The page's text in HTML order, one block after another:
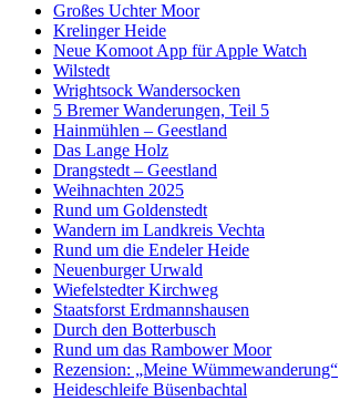
Großes Uchter Moor
Krelinger Heide
Neue Komoot App für Apple Watch
Wilstedt
Wrightsock Wandersocken
5 Bremer Wanderungen, Teil 5
Hainmühlen – Geestland
Das Lange Holz
Drangstedt – Geestland
Weihnachten 2025
Rund um Goldenstedt
Wandern im Landkreis Vechta
Rund um die Endeler Heide
Neuenburger Urwald
Wiefelstedter Kirchweg
Staatsforst Erdmannshausen
Durch den Botterbusch
Rund um das Rambower Moor
Rezension: „Meine Wümmewanderung“
Heideschleife Büsenbachtal